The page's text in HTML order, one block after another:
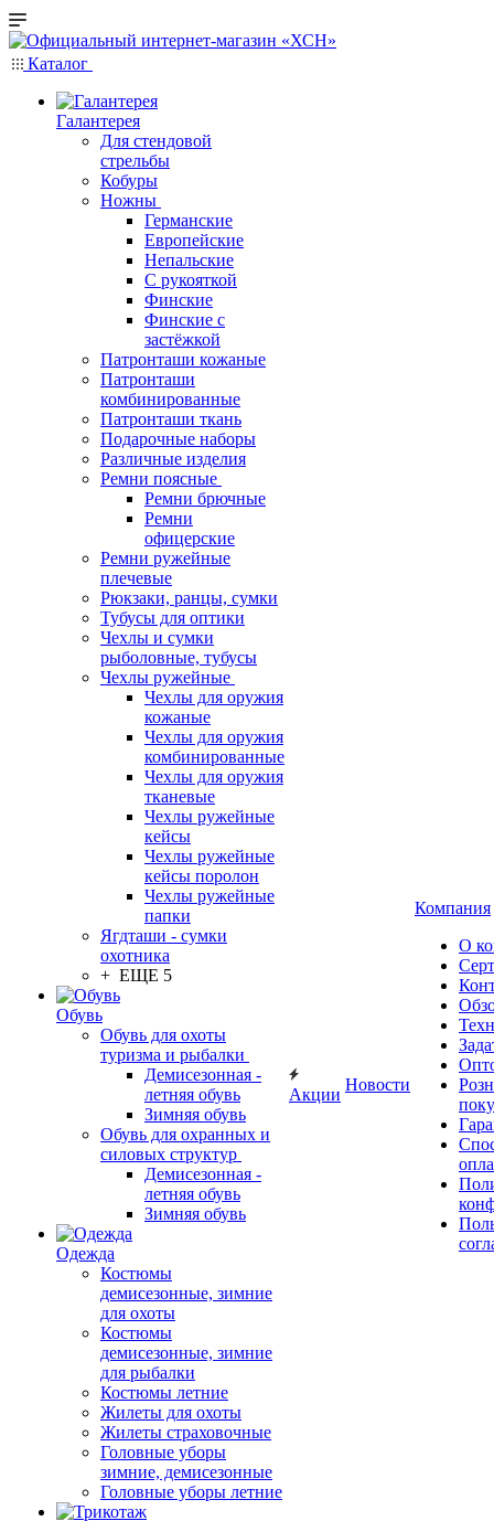
Каталог
Галантерея
Для стендовой
стрельбы
Кобуры
Ножны
Германские
Европейские
Непальские
С рукояткой
Финские
Финские с
застёжкой
Патронташи кожаные
Патронташи
комбинированные
Патронташи ткань
Подарочные наборы
Различные изделия
Ремни поясные
Ремни брючные
Ремни
офицерские
Ремни ружейные
плечевые
Рюкзаки, ранцы, сумки
Тубусы для оптики
Чехлы и сумки
рыболовные, тубусы
Чехлы ружейные
Чехлы для оружия
кожаные
Чехлы для оружия
комбинированные
Чехлы для оружия
тканевые
Чехлы ружейные
кейсы
Чехлы ружейные
кейсы поролон
Чехлы ружейные
папки
Ягдташи - сумки
охотника
+ ЕЩЕ 5
Обувь
Обувь для охоты
туризма и рыбалки
Демисезонная -
летняя обувь
Зимняя обувь
Обувь для охранных и
силовых структур
Демисезонная -
летняя обувь
Зимняя обувь
Одежда
Костюмы
демисезонные, зимние
для охоты
Костюмы
демисезонные, зимние
для рыбалки
Костюмы летние
Жилеты для охоты
Жилеты страховочные
Головные уборы
зимние, демисезонные
Головные уборы летние
Акции
Новости
Компания
О